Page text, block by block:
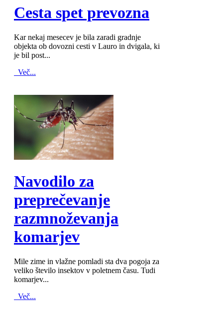
Cesta spet prevozna
Kar nekaj mesecev je bila zaradi gradnje
objekta ob dovozni cesti v Lauro in dvigala, ki
je bil post...
Več...
Navodilo za
preprečevanje
razmnoževanja
komarjev
Mile zime in vlažne pomladi sta dva pogoja za
veliko število insektov v poletnem času. Tudi
komarjev...
Več...